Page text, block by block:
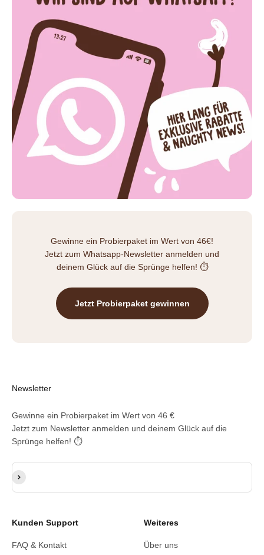
Gewinne ein Probierpaket im Wert von 46€!
Jetzt zum Whatsapp-Newsletter anmelden und
deinem Glück auf die Sprünge helfen! ⏱️
Jetzt Probierpaket gewinnen
Newsletter
Gewinne ein Probierpaket im Wert von 46 €
Jetzt zum Newsletter anmelden und deinem Glück auf die
Sprünge helfen! ⏱️
E-Mail-Adresse
Abonnieren
Kunden Support
FAQ & Kontakt
Weiteres
Über uns